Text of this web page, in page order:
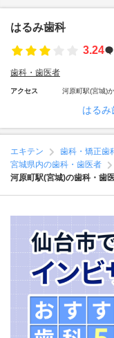
はるみ歯科
3.24
歯科・歯医者
アクセス 河原町駅(宮城)
はるみ
エキテン 歯科・矯正歯
宮城県内の歯科・歯医者
河原町駅(宮城)の歯科・歯